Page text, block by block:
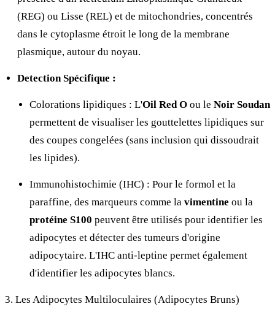
(REG) ou Lisse (REL) et de mitochondries, concentrés
dans le cytoplasme étroit le long de la membrane
plasmique, autour du noyau.
Detection Spécifique :
Colorations lipidiques : L'Oil Red O ou le Noir Soudan
permettent de visualiser les gouttelettes lipidiques sur
des coupes congelées (sans inclusion qui dissoudrait
les lipides).
Immunohistochimie (IHC) : Pour le formol et la
paraffine, des marqueurs comme la vimentine ou la
protéine S100 peuvent être utilisés pour identifier les
adipocytes et détecter des tumeurs d'origine
adipocytaire. L'IHC anti-leptine permet également
d'identifier les adipocytes blancs.
3. Les Adipocytes Multiloculaires (Adipocytes Bruns)